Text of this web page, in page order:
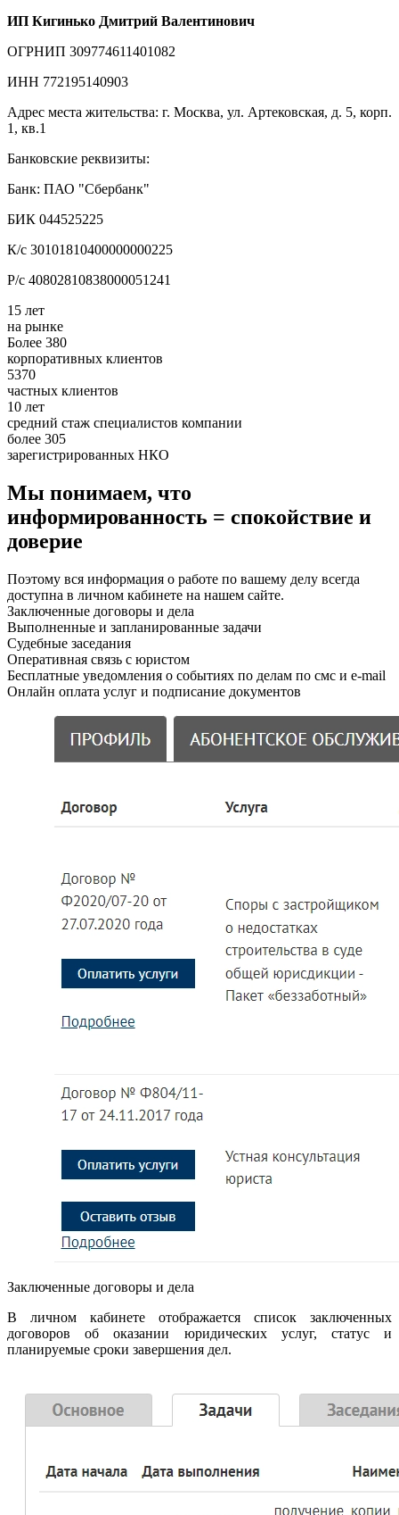
ИП Кигинько Дмитрий Валентинович
ОГРНИП 309774611401082
ИНН 772195140903
Адрес места жительства: г. Москва, ул. Артековская, д. 5, корп.
1, кв.1
Банковские реквизиты:
Банк: ПАО "Сбербанк"
БИК 044525225
К/с 30101810400000000225
Р/с 40802810838000051241
15 лет
на рынке
Более 380
корпоративных клиентов
5370
частных клиентов
10 лет
средний стаж специалистов компании
более 305
зарегистрированных НКО
Мы понимаем, что
информированность = спокойствие и
доверие
Поэтому вся информация о работе по вашему делу всегда
доступна в личном кабинете на нашем сайте.
Заключенные договоры и дела
Выполненные и запланированные задачи
Судебные заседания
Оперативная связь с юристом
Бесплатные уведомления о событиях по делам по смс и e-mail
Онлайн оплата услуг и подписание документов
Заключенные договоры и дела
В личном кабинете отображается список заключенных
договоров об оказании юридических услуг, статус и
планируемые сроки завершения дел.